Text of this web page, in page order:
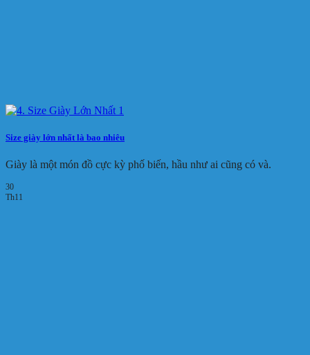
Size giày lớn nhất là bao nhiêu
Giày là một món đồ cực kỳ phố biến, hầu như ai cũng có và.
30
Th11